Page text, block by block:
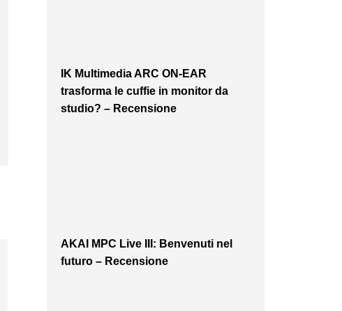
IK Multimedia ARC ON-EAR
trasforma le cuffie in monitor da
studio? – Recensione
AKAI MPC Live III: Benvenuti nel
futuro – Recensione